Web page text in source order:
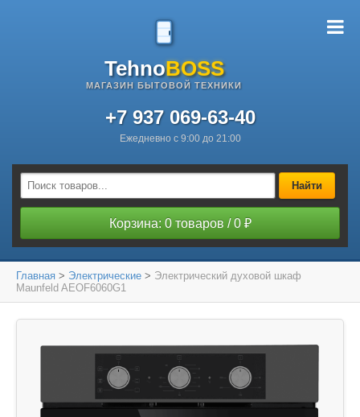
TehnoBOSS
МАГАЗИН БЫТОВОЙ ТЕХНИКИ
+7 937 069-63-40
Ежедневно с 9:00 до 21:00
Найти
Корзина: 0 товаров / 0 ₽
Главная > Электрические > Электрический духовой шкаф
Maunfeld AEOF6060G1